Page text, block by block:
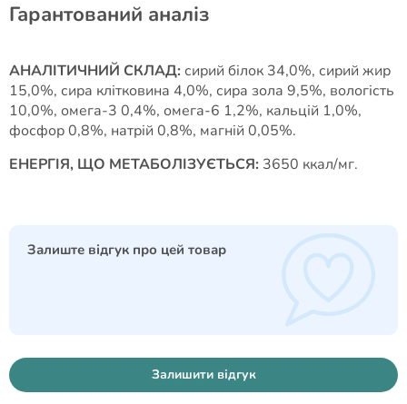
Гарантований аналіз
АНАЛІТИЧНИЙ СКЛАД: сирий білок 34,0%, сирий жир
15,0%, сира клітковина 4,0%, сира зола 9,5%, вологість
10,0%, омега-3 0,4%, омега-6 1,2%, кальцій 1,0%,
фосфор 0,8%, натрій 0,8%, магній 0,05%.
ЕНЕРГІЯ, ЩО МЕТАБОЛІЗУЄТЬСЯ: 3650 ккал/мг.
Залиште відгук про цей товар
Залишити відгук